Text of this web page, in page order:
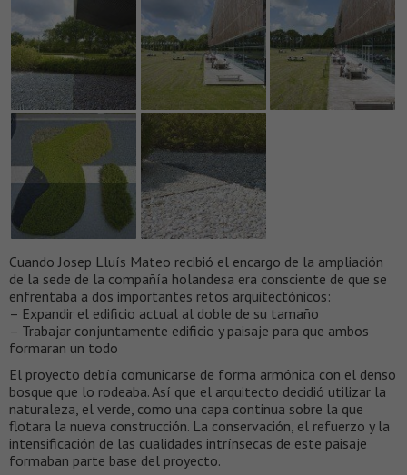
Cuando Josep Lluís Mateo recibió el encargo de la ampliación
de la sede de la compañía holandesa era consciente de que se
enfrentaba a dos importantes retos arquitectónicos:
– Expandir el edificio actual al doble de su tamaño
– Trabajar conjuntamente edificio y paisaje para que ambos
formaran un todo
El proyecto debía comunicarse de forma armónica con el denso
bosque que lo rodeaba. Así que el arquitecto decidió utilizar la
naturaleza, el verde, como una capa continua sobre la que
flotara la nueva construcción. La conservación, el refuerzo y la
intensificación de las cualidades intrínsecas de este paisaje
formaban parte base del proyecto.